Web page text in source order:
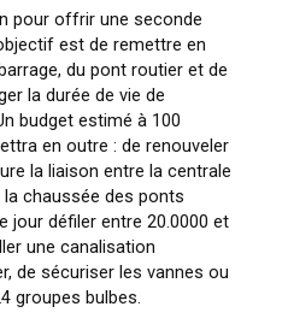
pour offrir une seconde
est de remettre en
du pont routier et de
la durée de vie de
budget estimé à 100
en outre : de renouveler
la liaison entre la centrale
chaussée des ponts
jour défiler entre 20.0000 et
une canalisation
de sécuriser les vannes ou
groupes bulbes.